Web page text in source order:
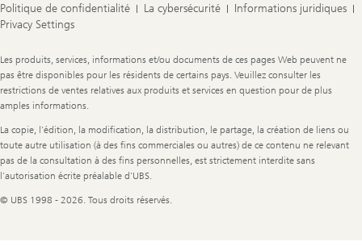
Politique de confidentialité
La cybersécurité
Informations juridiques
Privacy Settings
Legal
Information
Les produits, services, informations et/ou documents de ces pages Web peuvent ne
pas être disponibles pour les résidents de certains pays. Veuillez consulter les
restrictions de ventes relatives aux produits et services en question pour de plus
amples informations.
La copie, l'édition, la modification, la distribution, le partage, la création de liens ou
toute autre utilisation (à des fins commerciales ou autres) de ce contenu ne relevant
pas de la consultation à des fins personnelles, est strictement interdite sans
l'autorisation écrite préalable d'UBS.
© UBS 1998 - 2026. Tous droits réservés.